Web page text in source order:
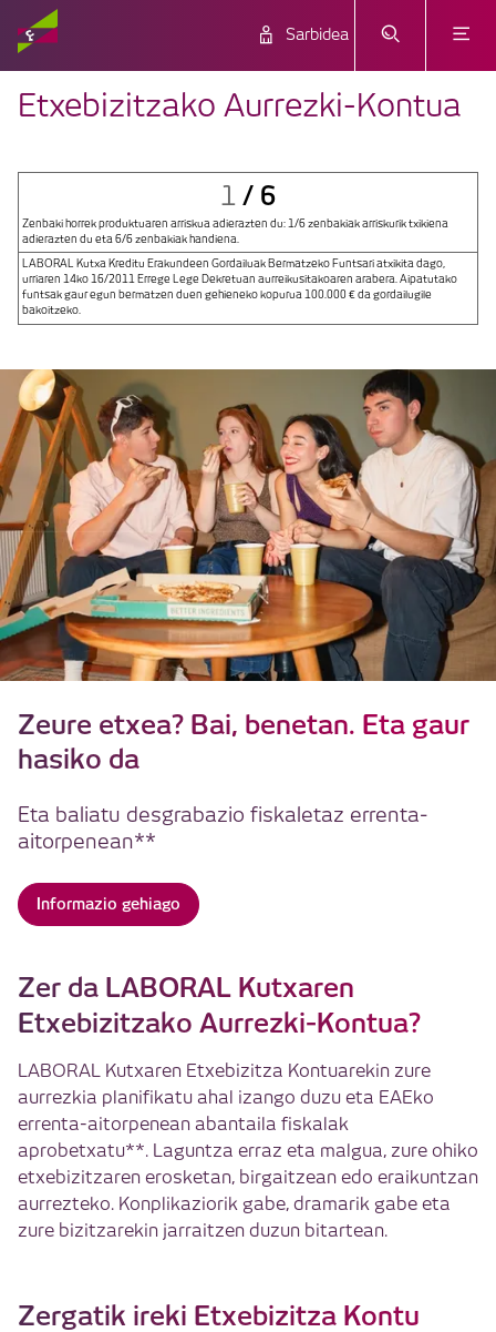
Sarbidea
Etxebizitzako Aurrezki-Kontua
1 / 6
Zenbaki horrek produktuaren arriskua adierazten du: 1/6 zenbakiak arriskurik txikiena
adierazten du eta 6/6 zenbakiak handiena.
LABORAL Kutxa Kreditu Erakundeen Gordailuak Bermatzeko Funtsari atxikita dago,
urriaren 14ko 16/2011 Errege Lege Dekretuan aurreikusitakoaren arabera. Aipatutako
funtsak gaur egun bermatzen duen gehieneko kopurua 100.000 € da gordailugile
bakoitzeko.
Zeure etxea? Bai, benetan. Eta gaur
hasiko da
Eta baliatu desgrabazio fiskaletaz errenta-
aitorpenean**
Informazio gehiago
Zer da LABORAL Kutxaren
Etxebizitzako Aurrezki-Kontua?
LABORAL Kutxaren Etxebizitza Kontuarekin zure
aurrezkia planifikatu ahal izango duzu eta EAEko
errenta-aitorpenean abantaila fiskalak
aprobetxatu**. Laguntza erraz eta malgua, zure ohiko
etxebizitzaren erosketan, birgaitzean edo eraikuntzan
aurrezteko. Konplikaziorik gabe, dramarik gabe eta
zure bizitzarekin jarraitzen duzun bitartean.
Zergatik ireki Etxebizitza Kontu